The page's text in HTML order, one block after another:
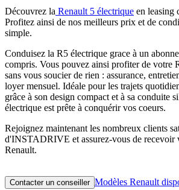
Découvrez la Renault 5 électrique en
Profitez ainsi de nos meilleurs prix et de
simple.
Conduisez la R5 électrique grace à un
compris. Vous pouvez ainsi profiter de votre
sans vous soucier de rien : assurance,
loyer mensuel. Idéale pour les trajets
grâce à son design compact et à sa conduite
électrique est prête à conquérir vos coeurs.
Rejoignez maintenant les nombreux clients
d'INSTADRIVE et assurez-vous de recevoir
Renault.
Contacter un conseiller Modèles Renault